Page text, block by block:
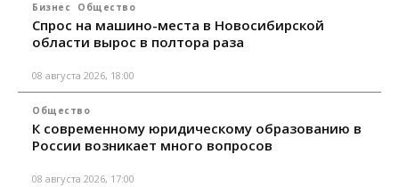
Бизнес Общество
Спрос на машино-места в Новосибирской
области вырос в полтора раза
08 августа 2026, 18:00
Общество
К современному юридическому образованию в
России возникает много вопросов
08 августа 2026, 17:00